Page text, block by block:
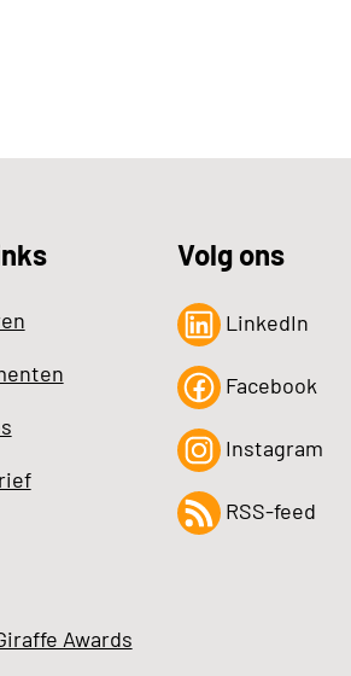
Awards
Volg ons
LinkedIn
Facebook
Instagram
RSS-feed